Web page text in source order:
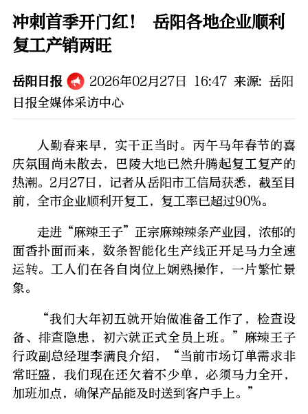
冲刺首季开门红！ 岳阳各地企业顺利
复工产销两旺
岳阳日报 2026年02月27日 16:47 来源: 岳阳
日报全媒体采访中心
人勤春来早，实干正当时。丙午马年春节的喜
庆氛围尚未散去，巴陵大地已然升腾起复工复产的
热潮。2月27日，记者从岳阳市工信局获悉，截至目
前，全市企业顺利开复工，复工率已超过90%。
走进“麻辣王子”正宗麻辣辣条产业园，浓郁的
面香扑面而来，数条智能化生产线正开足马力全速
运转。工人们在各自岗位上娴熟操作，一片繁忙景
象。
“我们大年初五就开始做准备工作了，检查设
备、排查隐患，初六就正式全员上班。”麻辣王子
行政副总经理李满良介绍，“当前市场订单需求非
常旺盛，我们现在还欠着不少单，必须马力全开，
加班加点，确保产品能及时送到客户手上。”